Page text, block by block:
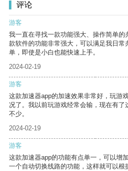
评论
游客
我一直在寻找一款功能强大、操作简单
款软件的功能非常强大，可以满足我日
单，即使是小白也能快速上手。
2024-02-19
游客
这款加速器app的加速效果非常好，玩游
况了。我以前玩游戏经常会输，现在有了
不少。
2024-02-19
游客
这款加速器app的功能有点单一，可以增
一个自动切换线路的功能，这样就可以